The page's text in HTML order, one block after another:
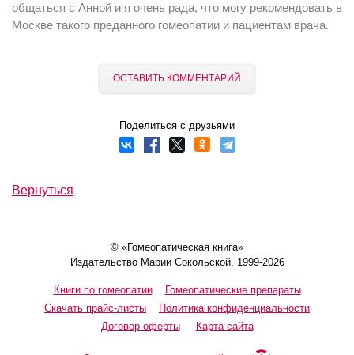
общаться с Анной и я очень рада, что могу рекомендовать в
Москве такого преданного гомеопатии и пациентам врача.
ОСТАВИТЬ КОММЕНТАРИЙ
Поделиться с друзьями
Вернуться
© «Гомеопатическая книга»
Издательство Марии Сокольской, 1999-2026
Книги по гомеопатии
Гомеопатические препараты
Скачать прайс-листы
Политика конфиденциальности
Договор оферты
Карта сайта